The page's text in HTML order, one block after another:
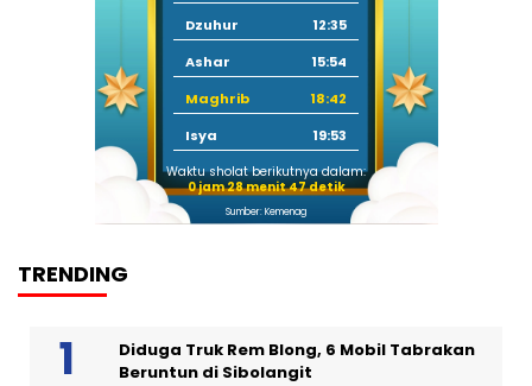
Dzuhur
12:35
Ashar
15:54
Maghrib
18:42
Isya
19:53
Waktu sholat berikutnya dalam:
0 jam 28 menit 46 detik
Sumber: Kemenag
TRENDING
Diduga Truk Rem Blong, 6 Mobil Tabrakan
Beruntun di Sibolangit